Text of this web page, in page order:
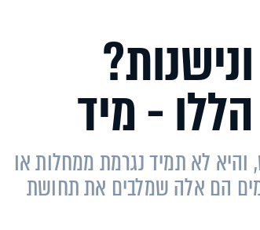
לא תמיד נגרמת ממחלות או
הם אלה שמלבים את תחושת